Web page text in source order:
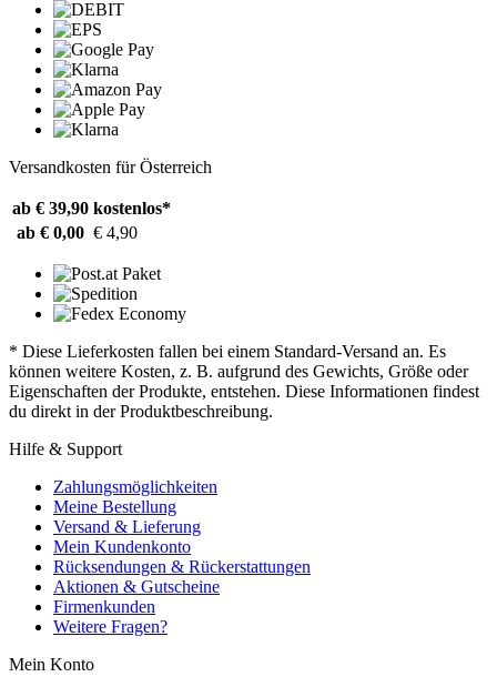
Versandkosten für Österreich
ab € 39,90 kostenlos*
ab € 0,00 € 4,90
* Diese Lieferkosten fallen bei einem Standard-Versand an. Es
können weitere Kosten, z. B. aufgrund des Gewichts, Größe oder
Eigenschaften der Produkte, entstehen. Diese Informationen findest
du direkt in der Produktbeschreibung.
Hilfe & Support
Zahlungsmöglichkeiten
Meine Bestellung
Versand & Lieferung
Mein Kundenkonto
Rücksendungen & Rückerstattungen
Aktionen & Gutscheine
Firmenkunden
Weitere Fragen?
Mein Konto